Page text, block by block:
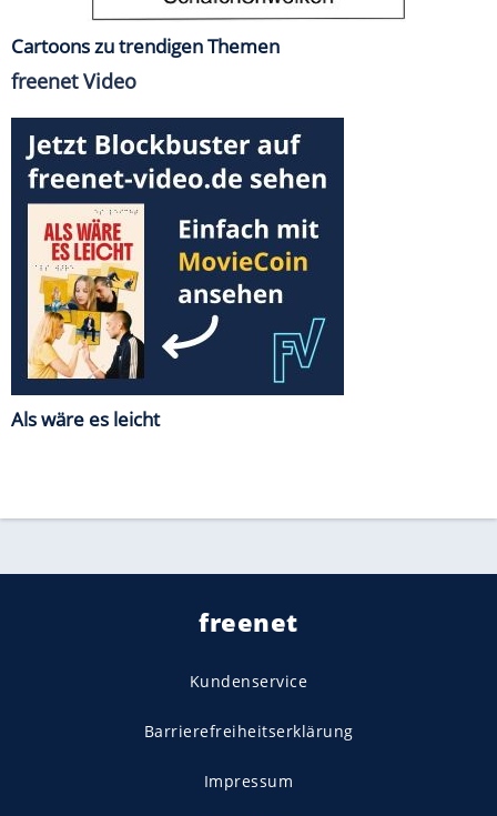
Cartoons zu trendigen Themen
freenet Video
Als wäre es leicht
freenet
Kundenservice
Barrierefreiheitserklärung
Impressum